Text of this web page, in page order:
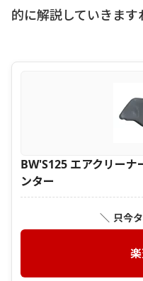
的に解説していきます
BW'S125 エアクリーナ
ンター
＼ 只今